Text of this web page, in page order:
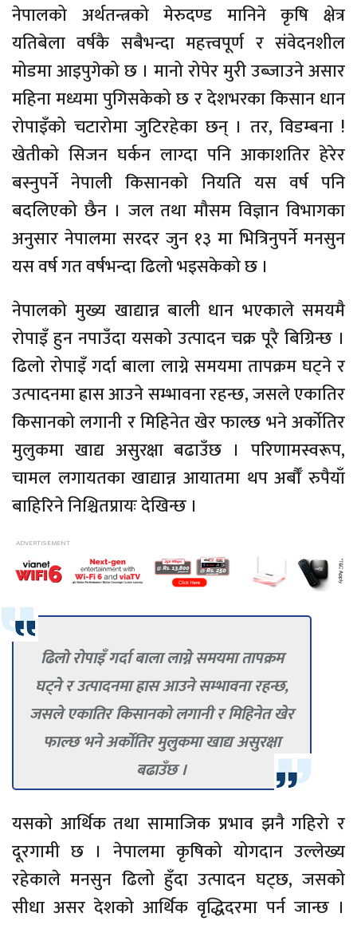
नेपालको अर्थतन्त्रको मेरुदण्ड मानिने कृषि क्षेत्र
यतिबेला वर्षकै सबैभन्दा महत्त्वपूर्ण र संवेदनशील
मोडमा आइपुगेको छ । मानो रोपेर मुरी उब्जाउने असार
महिना मध्यमा पुगिसकेको छ र देशभरका किसान धान
रोपाइँको चटारोमा जुटिरहेका छन् । तर, विडम्बना !
खेतीको सिजन घर्कन लाग्दा पनि आकाशतिर हेरेर
बस्नुपर्ने नेपाली किसानको नियति यस वर्ष पनि
बदलिएको छैन । जल तथा मौसम विज्ञान विभागका
अनुसार नेपालमा सरदर जुन १३ मा भित्रिनुपर्ने मनसुन
यस वर्ष गत वर्षभन्दा ढिलो भइसकेको छ ।
नेपालको मुख्य खाद्यान्न बाली धान भएकाले समयमै
रोपाइँ हुन नपाउँदा यसको उत्पादन चक्र पूरै बिग्रिन्छ ।
ढिलो रोपाइँ गर्दा बाला लाग्ने समयमा तापक्रम घट्ने र
उत्पादनमा ह्रास आउने सम्भावना रहन्छ, जसले एकातिर
किसानको लगानी र मिहिनेत खेर फाल्छ भने अर्कोतिर
मुलुकमा खाद्य असुरक्षा बढाउँछ । परिणामस्वरूप,
चामल लगायतका खाद्यान्न आयातमा थप अर्बौँ रुपैयाँ
बाहिरिने निश्चितप्रायः देखिन्छ ।
ढिलो रोपाइँ गर्दा बाला लाग्ने समयमा तापक्रम
घट्ने र उत्पादनमा ह्रास आउने सम्भावना रहन्छ,
जसले एकातिर किसानको लगानी र मिहिनेत खेर
फाल्छ भने अर्कोतिर मुलुकमा खाद्य असुरक्षा
बढाउँछ ।
यसको आर्थिक तथा सामाजिक प्रभाव झनै गहिरो र
दूरगामी छ । नेपालमा कृषिको योगदान उल्लेख्य
रहेकाले मनसुन ढिलो हुँदा उत्पादन घट्छ, जसको
सीधा असर देशको आर्थिक वृद्धिदरमा पर्न जान्छ ।